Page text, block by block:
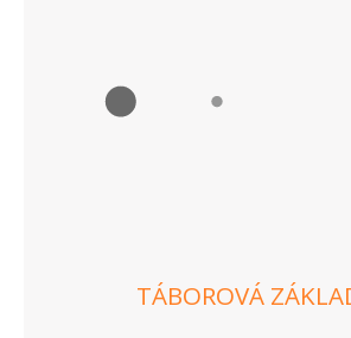
TÁBOROVÁ